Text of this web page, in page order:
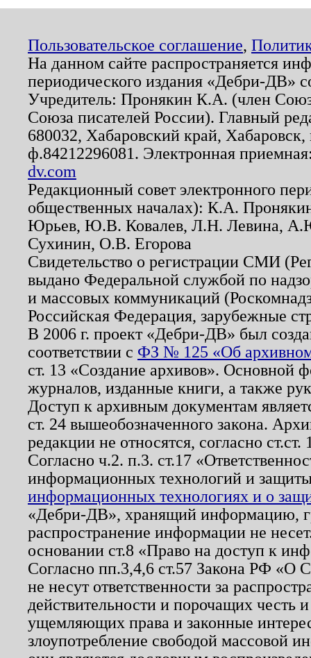
Пользовательское соглашение,
На данном сайте распространяется
периодического издания «Дебри-ДВ»
Учредитель: Пронякин К.А. (член
Союза писателей России). Главный
680032, Хабаровский край,
ф.84212296081. Электронная
dv.com
Редакционный совет электронного
общественных началах): К.А.
Юрьев, Ю.В. Ковалев, Л.Н. Левина,
Сухинин, О.В. Егорова
Свидетельство о регистрации СМИ
выдано Федеральной службой по
и массовых коммуникаций
Российская Федерация, зарубежные
В 2006 г. проект «Дебри-ДВ» был
соответствии с ФЗ № 125 «Об
ст. 13 «Создание архивов». Основной
журналов, изданные книги, а также
Доступ к архивным документам
ст. 24 вышеобозначенного закона.
редакции не относятся, согласно
Согласно ч.2. п.3. ст.17
информационных технологий и
информационных технологиях и о
«Дебри-ДВ», хранящий информацию,
распространение информации не
основании ст.8 «Право на доступ к
Согласно пп.3,4,6 ст.57 Закона РФ «О
не несут ответственности за
действительности и порочащих честь
ущемляющих права и законные
злоупотребление свободой массовой